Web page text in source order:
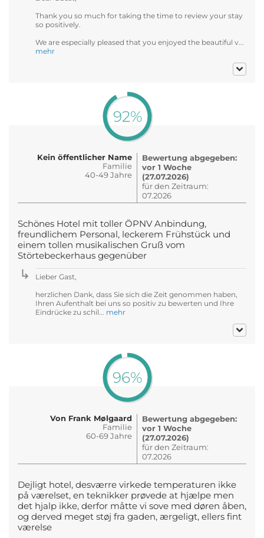
Thank you so much for taking the time to review your stay
so positively.
We are especially pleased that you enjoyed the beautiful v...
mehr
92%
Kein öffentlicher Name
Familie
40-49 Jahre
Bewertung abgegeben:
vor 1 Woche
(27.07.2026)
für den Zeitraum:
07.2026
Schönes Hotel mit toller ÖPNV Anbindung,
freundlichem Personal, leckerem Frühstück und
einem tollen musikalischen Gruß vom
Störtebeckerhaus gegenüber
Lieber Gast,
herzlichen Dank, dass Sie sich die Zeit genommen haben,
Ihren Aufenthalt bei uns so positiv zu bewerten und Ihre
Eindrücke zu schil... mehr
96%
Von Frank Mølgaard
Familie
60-69 Jahre
Bewertung abgegeben:
vor 1 Woche
(27.07.2026)
für den Zeitraum:
07.2026
Dejligt hotel, desværre virkede temperaturen ikke
på værelset, en teknikker prøvede at hjælpe men
det hjalp ikke, derfor måtte vi sove med døren åben,
og derved meget støj fra gaden, ærgeligt, ellers fint
værelse